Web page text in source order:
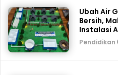
Ubah Air
Bersih,
Instalasi
Pendidikan